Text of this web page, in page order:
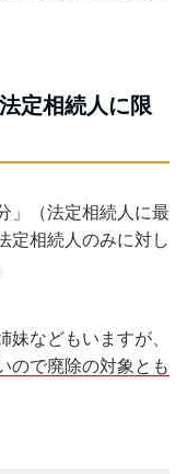
定相続人に限
」（法定相続人に最
定相続人のみに対し
などもいますが、
ので廃除の対象とも